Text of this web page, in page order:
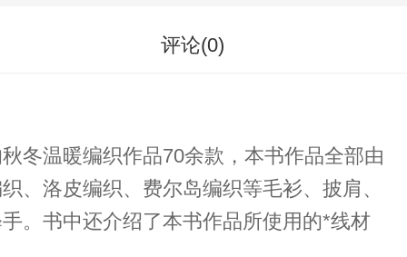
评论(0)
冬温暖编织作品70余款，本书作品全部由
、洛皮编织、费尔岛编织等毛衫、披肩、
。书中还介绍了本书作品所使用的*线材